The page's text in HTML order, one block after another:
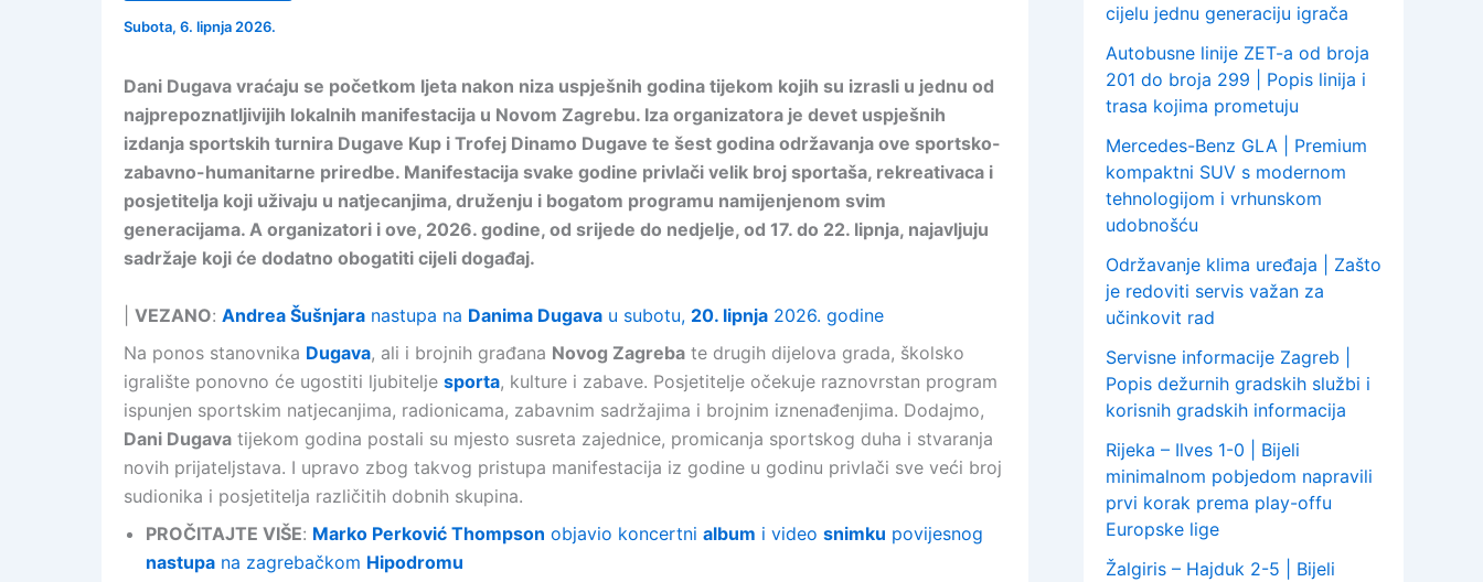
Subota, 6. lipnja 2026.
Dani Dugava vraćaju se početkom ljeta nakon niza uspješnih godina tijekom kojih su izrasli u jednu od
najprepoznatljivijih lokalnih manifestacija u Novom Zagrebu. Iza organizatora je devet uspješnih
izdanja sportskih turnira Dugave Kup i Trofej Dinamo Dugave te šest godina održavanja ove sportsko-
zabavno-humanitarne priredbe. Manifestacija svake godine privlači velik broj sportaša, rekreativaca i
posjetitelja koji uživaju u natjecanjima, druženju i bogatom programu namijenjenom svim
generacijama. A organizatori i ove, 2026. godine, od srijede do nedjelje, od 17. do 22. lipnja, najavljuju
sadržaje koji će dodatno obogatiti cijeli događaj.
VEZANO: Andrea Šušnjara nastupa na Danima Dugava u subotu, 20. lipnja 2026. godine
Na ponos stanovnika Dugava, ali i brojnih građana Novog Zagreba te drugih dijelova grada, školsko
igralište ponovno će ugostiti ljubitelje sporta, kulture i zabave. Posjetitelje očekuje raznovrstan program
ispunjen sportskim natjecanjima, radionicama, zabavnim sadržajima i brojnim iznenađenjima. Dodajmo,
Dani Dugava tijekom godina postali su mjesto susreta zajednice, promicanja sportskog duha i stvaranja
novih prijateljstava. I upravo zbog takvog pristupa manifestacija iz godine u godinu privlači sve veći broj
sudionika i posjetitelja različitih dobnih skupina.
PROČITAJTE VIŠE: Marko Perković Thompson objavio koncertni album i video snimku povijesnog
nastupa na zagrebačkom Hipodromu
cijelu jednu generaciju igrača
Autobusne linije ZET-a od broja
201 do broja 299 | Popis linija i
trasa kojima prometuju
Mercedes-Benz GLA | Premium
kompaktni SUV s modernom
tehnologijom i vrhunskom
udobnošću
Održavanje klima uređaja | Zašto
je redoviti servis važan za
učinkovit rad
Servisne informacije Zagreb |
Popis dežurnih gradskih službi i
korisnih gradskih informacija
Rijeka – Ilves 1-0 | Bijeli
minimalnom pobjedom napravili
prvi korak prema play-offu
Europske lige
Žalgiris – Hajduk 2-5 | Bijeli